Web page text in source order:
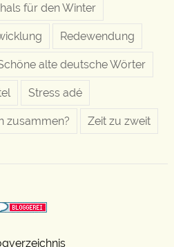
für den Winter
Redewendung
alte deutsche Wörter
Stress adé
zusammen? Zeit zu zweit